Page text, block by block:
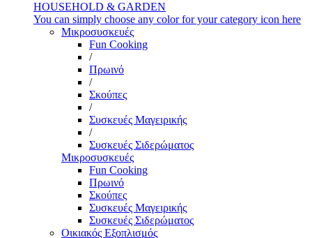
HOUSEHOLD & GARDEN
You can simply choose any color for your category icon here
Μικροσυσκευές
Fun Cooking
/
Πρωινό
/
Σκούπες
/
Συσκευές Μαγειρικής
/
Συσκευές Σιδερώματος
Μικροσυσκευές
Fun Cooking
Πρωινό
Σκούπες
Συσκευές Μαγειρικής
Συσκευές Σιδερώματος
Οικιακός Εξοπλισμός